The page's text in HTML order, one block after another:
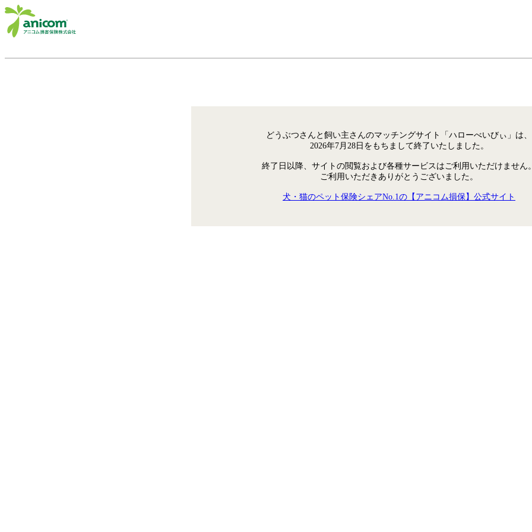
どうぶつさんと飼い主さんのマッチングサイト「ハローべいびぃ」は、
2026年7月28日をもちまして終了いたしました。
終了日以降、サイトの閲覧および各種サービスはご利用いただけません
ご利用いただきありがとうございました。
犬・猫のペット保険シェアNo.1の【アニコム損保】公式サイト